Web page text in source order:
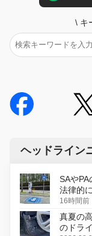
\ キ
ヘッドライン
SAやPA
法律的
16時間前
真夏の
のドラ